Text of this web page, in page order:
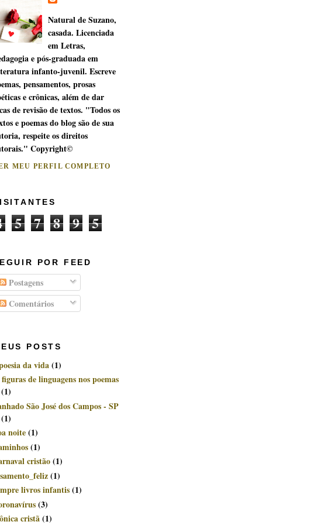
Natural de Suzano,
casada. Licenciada
em Letras,
e pós-graduada em
infanto-juvenil. Escreve
pensamentos, prosas
e crônicas, além de dar
de revisão de textos. "Todos os
e poemas do blog são de sua
respeite os direitos
Copyright©
MEU PERFIL COMPLETO
5 7 8 9 5
POR FEED
Postagens
Comentários
POSTS
da vida(1)
figuras de linguagens nos poemas
(1)
São José dos Campos - SP
(1)
noite(1)
(1)
cristão(1)
(1)
livros infantis(1)
(3)
cristã(1)